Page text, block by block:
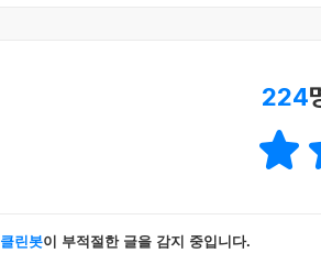
224
클린봇이 부적절한 글을 감지 중입니다.